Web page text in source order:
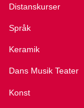
Distanskurser
Språk
Keramik
Dans Musik Teater
Konst